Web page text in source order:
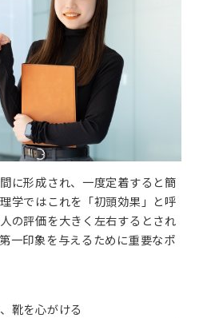
に形成され、一度定着すると簡
学ではこれを「初頭効果」と呼
の評価を大きく左右するとされ
一印象を与えるために重要なポ
靴を心がける